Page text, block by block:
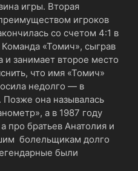
игры. Вторая
игроков
со счетом 4:1 в
«Томич», сыграв
и занимает второе место
что имя «Томич»
недолго — в
Позже она называлась
а в 1987 году
про братьев Анатолия и
болельщикам долго
были